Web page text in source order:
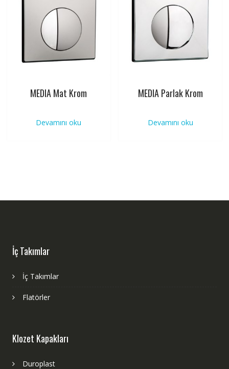
MEDIA Mat Krom
Devamını oku
MEDIA Parlak Krom
Devamını oku
İç Takımlar
İç Takımlar
Flatörler
Klozet Kapakları
Duroplast